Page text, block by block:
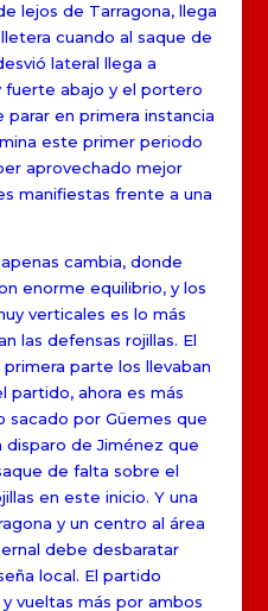
lejos de Tarragona, llega
cuando al saque de
lateral llega a
fuerte abajo y el portero
en primera instancia
este primer periodo
aprovechado mejor
manifiestas frente a una
cambia, donde
enorme equilibrio, y los
verticales es lo más
las defensas rojillas. El
parte los llevaban
partido, ahora es más
sacado por Güemes que
de Jiménez que
de falta sobre el
en este inicio. Y una
y un centro al área
debe desbaratar
local. El partido
vueltas más por ambos